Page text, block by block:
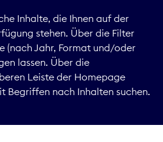
Digitales
Marktdaten
Inhalte, die Ihnen auf der
stehen. Über die Filter
(nach Jahr, Format und/oder
lassen. Über die
Leiste der Homepage
Begriffen nach Inhalten suchen.